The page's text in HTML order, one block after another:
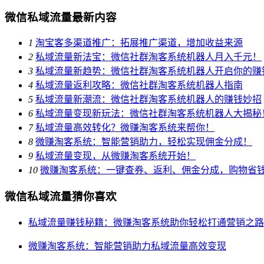
微信私域流量最新内容
1 淘宝客多渠道推广：拓展推广渠道，增加收益来源
2 私域流量新法宝：微信社群淘客系统机器人月入千元！
3 私域流量新趋势：微信社群淘客系统机器人开启你的赚
4 私域流量返利攻略：微信社群淘客系统机器人指南
5 私域流量新潮流：微信社群淘客系统机器人的赚钱妙招
6 私域流量变现新玩法：微信社群淘客系统机器人大揭秘
7 私域流量高效转化？微赚淘客系统来帮你！
8 微赚淘客系统：智能营销助力，轻松实现佣金分成！
9 私域流量变现，从微赚淘客系统开始！
10 微赚淘客系统：一键查券、返利、佣金分成，购物省
微信私域流量猜你喜欢
私域流量赚钱秘籍：微赚淘客系统助你轻松打通营销之路
微赚淘客系统：智能营销助力私域流量高效变现